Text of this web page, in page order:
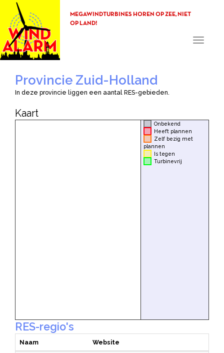
MEGAWINDTURBINES HOREN OP ZEE, NIET
OP LAND!
Toggle
Provincie Zuid-Holland
In deze provincie liggen een aantal RES-gebieden.
Kaart
Onbekend
Heeft plannen
Zelf bezig met
plannen
Is tegen
Turbinevrij
RES-regio's
Naam Website